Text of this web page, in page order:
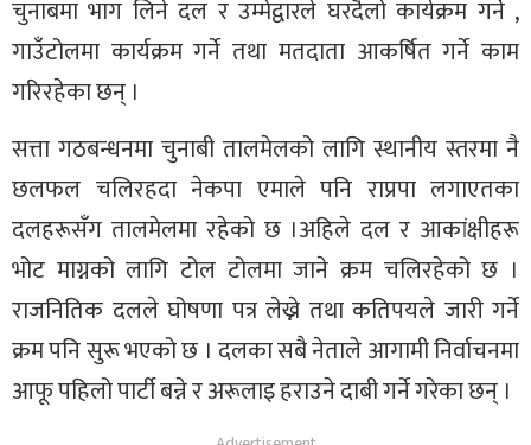
चुनाबमा भाग लिने दल र उम्मेद्वारले घरदैलो कार्यक्रम गर्ने ,
गाउँटोलमा कार्यक्रम गर्ने तथा मतदाता आकर्षित गर्ने काम
गरिरहेका छन् ।
सत्ता गठबन्धनमा चुनाबी तालमेलको लागि स्थानीय स्तरमा नै
छलफल चलिरहदा नेकपा एमाले पनि राप्रपा लगाएतका
दलहरूसँग तालमेलमा रहेको छ ।अहिले दल र आकांक्षीहरू
भोट माग्नको लागि टोल टोलमा जाने क्रम चलिरहेको छ ।
राजनितिक दलले घोषणा पत्र लेख्ने तथा कतिपयले जारी गर्ने
क्रम पनि सुरू भएको छ । दलका सबै नेताले आगामी निर्वाचनमा
आफू पहिलो पार्टी बन्ने र अरूलाइ हराउने दाबी गर्ने गरेका छन् ।